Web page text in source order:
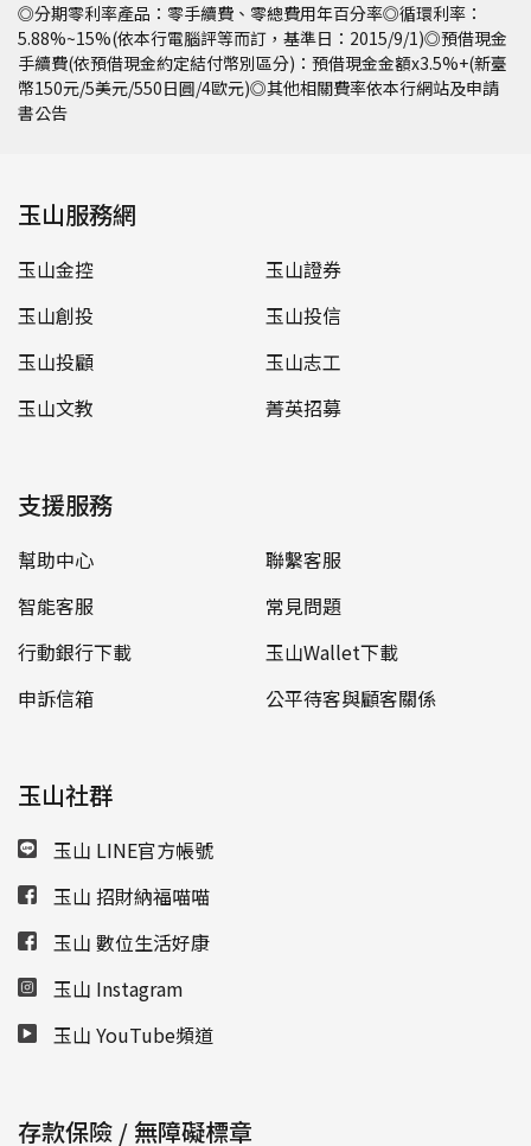
◎分期零利率產品：零手續費、零總費用年百分率◎循環利率：
5.88%~15%(依本行電腦評等而訂，基準日：2015/9/1)◎預借現金
手續費(依預借現金約定結付幣別區分)：預借現金金額x3.5%+(新臺
幣150元/5美元/550日圓/4歐元)◎其他相關費率依本行網站及申請
書公告
玉山服務網
玉山金控
玉山證券
玉山創投
玉山投信
玉山投顧
玉山志工
玉山文教
菁英招募
支援服務
幫助中心
聯繫客服
智能客服
常見問題
行動銀行下載
玉山Wallet下載
申訴信箱
公平待客與顧客關係
玉山社群
玉山 LINE官方帳號
玉山 招財納福喵喵
玉山 數位生活好康
玉山 Instagram
玉山 YouTube頻道
存款保險 / 無障礙標章